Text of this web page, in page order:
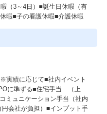
（3～4日）■誕生日休暇（有
暇■子の看護休暇■介護休暇
実績に応じて■社内イベント
に準ずる■住宅手当 （上
ミュニケーション手当（社内
会社が負担）■インプット手